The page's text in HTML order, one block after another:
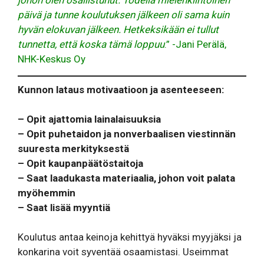
päivä ja tunne koulutuksen jälkeen oli sama kuin
hyvän elokuvan jälkeen. Hetkeksikään ei tullut
tunnetta, että koska tämä loppuu.” -Jani Perälä,
NHK-Keskus Oy
Kunnon lataus motivaatioon ja asenteeseen:
– Opit ajattomia lainalaisuuksia
– Opit puhetaidon ja nonverbaalisen viestinnän
suuresta merkityksestä
– Opit kaupanpäätöstaitoja
– Saat laadukasta materiaalia, johon voit palata
myöhemmin
– Saat lisää myyntiä
Koulutus antaa keinoja kehittyä hyväksi myyjäksi ja
konkarina voit syventää osaamistasi. Useimmat